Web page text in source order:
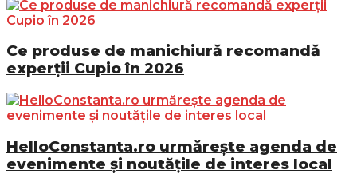
Ce produse de manichiură recomandă
experții Cupio în 2026
HelloConstanta.ro urmărește agenda de
evenimente și noutățile de interes local